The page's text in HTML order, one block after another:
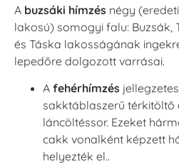
A buzsáki hímzés négy
lakosú) somogyi falu: Buzsák,
és Táska lakosságának
lepedőre dolgozott varrásai.
A fehérhímzés
sakktáblaszerű térkitöltő
láncöltéssor. Ezeket
cakk vonalként képzett
helyezték el..